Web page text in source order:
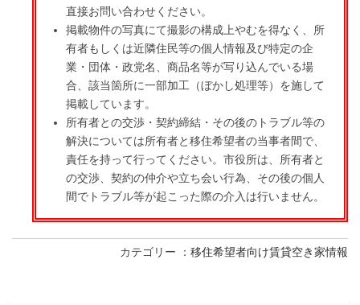
直接お問い合わせください。
掲載物件の写真にて撮影の構成上やむを得なく、所
有者もしくは近隣住民等の個人情報及び特定の企
業・団体・政党名、商品名等が写り込んでいる場
合、該当箇所に一部加工（ぼかし処理等）を施して
掲載しています。
所有者との交渉・契約締結・その後のトラブル等の
解決については所有者と移住希望者の当事者間で、
責任を持って行ってください。市役所は、所有者と
の交渉、契約の仲介や立ち会い行為、その後の個人
間でトラブル等が起こった際の介入は行いません。
カテゴリー 移住希望者向け賃貸空き家情報